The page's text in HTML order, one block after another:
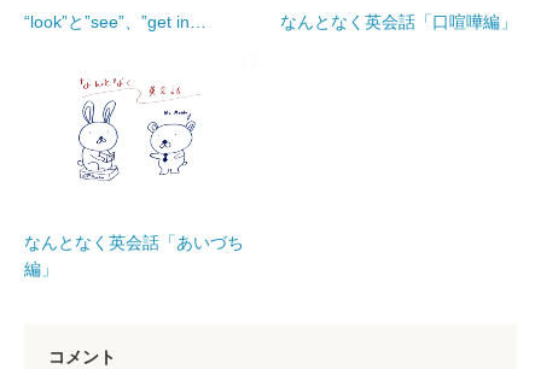
“look”と”see”、”get in… なんとなく英会話「口喧嘩編」
なんとなく英会話「あいづち
編」
コメント